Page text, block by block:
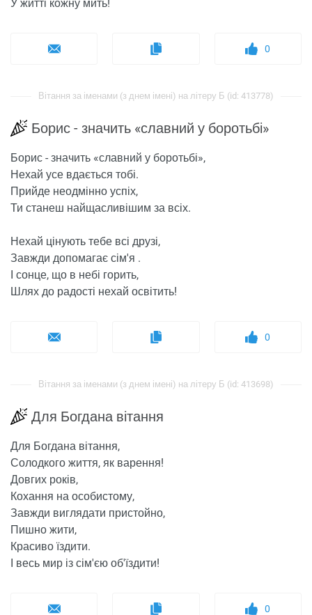
У житті кожну мить!
0
Вітання за іменами (з днем ​​імені) на літеру Б (id: 413778)
Борис - значить «славний у боротьбі»
Борис - значить «славний у боротьбі»,
Нехай усе вдається тобі.
Прийде неодмінно успіх,
Ти станеш найщасливішим за всіх.
Нехай цінують тебе всі друзі,
Завжди допомагає сім'я .
І сонце, що в небі горить,
Шлях до радості нехай освітить!
0
Вітання за іменами (з днем ​​імені) на літеру Б (id: 413698)
Для Богдана вітання
Для Богдана вітання,
Солодкого життя, як варення!
Довгих років,
Кохання на особистому,
Завжди виглядати пристойно,
Пишно жити,
Красиво їздити.
І весь мир із сім'єю об'їздити!
0